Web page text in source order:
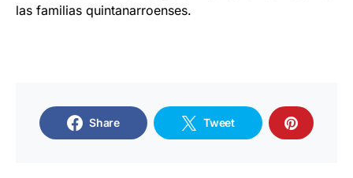
las familias quintanarroenses.
Share Tweet